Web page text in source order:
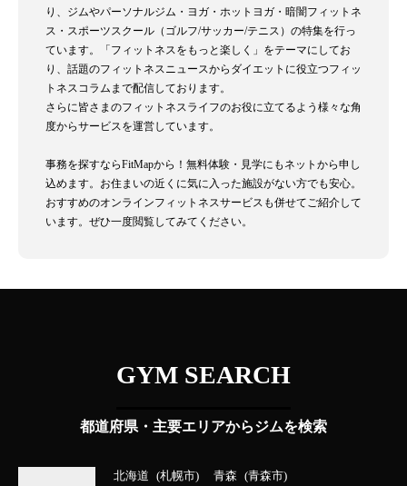
り、ジムやパーソナルジム・ヨガ・ホットヨガ・暗闇フィットネ
ス・スポーツスクール（ゴルフ/サッカー/テニス）の特集を行っ
ています。「フィットネスをもっと楽しく」をテーマにしてお
り、話題のフィットネスニュースからダイエットに役立つフィッ
トネスコラムまで配信しております。
さらに皆さまのフィットネスライフのお役に立てるよう様々な角
度からサービスを運営しています。
事務を探すならFitMapから！無料体験・見学にもネットから申し
込めます。お住まいの近くに気に入った施設がない方でも安心。
おすすめのオンラインフィットネスサービスも併せてご紹介して
います。ぜひ一度閲覧してみてください。
GYM SEARCH
都道府県・主要エリアからジムを検索
北海道 札幌市 青森
青森市